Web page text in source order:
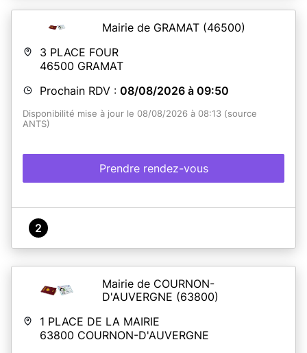
Mairie de GRAMAT (46500)
3 PLACE FOUR
46500 GRAMAT
Prochain RDV : 08/08/2026 à 09:50
Disponibilité mise à jour le 08/08/2026 à 08:13 (source
ANTS)
Prendre rendez-vous
2
Mairie de COURNON-
D'AUVERGNE (63800)
1 PLACE DE LA MAIRIE
63800 COURNON-D'AUVERGNE